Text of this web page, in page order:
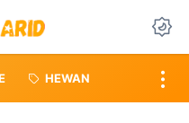
HEWAN